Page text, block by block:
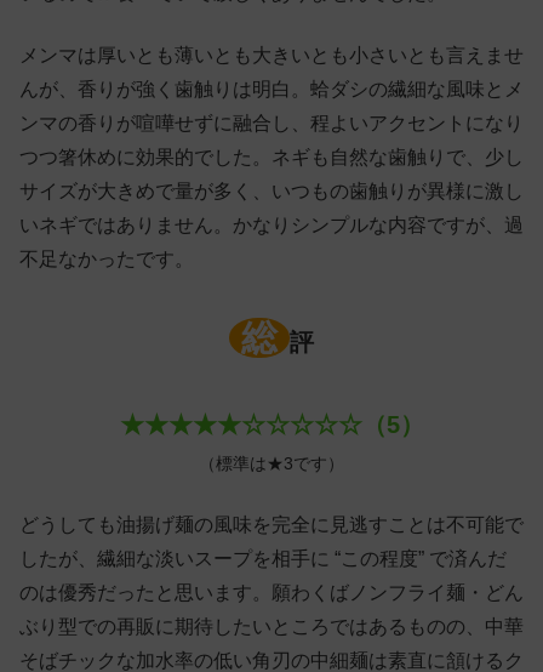
メンマは厚いとも薄いとも大きいとも小さいとも言えませ
んが、香りが強く歯触りは明白。蛤ダシの繊細な風味とメ
ンマの香りが喧嘩せずに融合し、程よいアクセントになり
つつ箸休めに効果的でした。ネギも自然な歯触りで、少し
サイズが大きめで量が多く、いつもの歯触りが異様に激し
いネギではありません。かなりシンプルな内容ですが、過
不足なかったです。
総 評
★★★★★☆☆☆☆☆（5）
（標準は★3です）
どうしても油揚げ麺の風味を完全に見逃すことは不可能で
したが、繊細な淡いスープを相手に “この程度” で済んだ
のは優秀だったと思います。願わくばノンフライ麺・どん
ぶり型での再販に期待したいところではあるものの、中華
そばチックな加水率の低い角刃の中細麺は素直に頷けるク